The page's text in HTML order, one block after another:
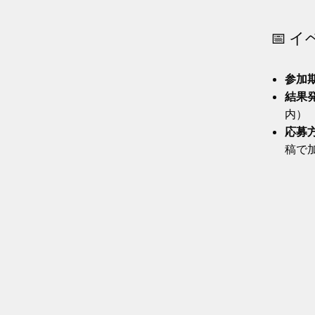
📅 イ
参加
結果
内）
応募
稿で